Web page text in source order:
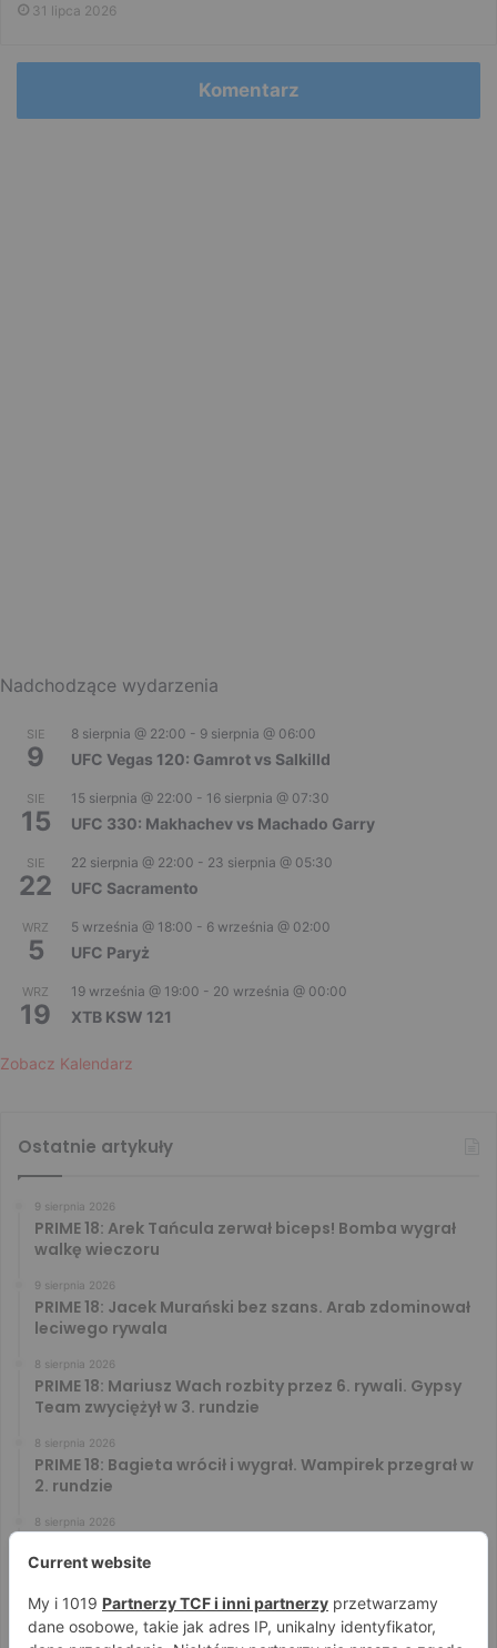
31 lipca 2026
Komentarz
Nadchodzące wydarzenia
SIE
9
8 sierpnia @ 22:00 - 9 sierpnia @ 06:00
UFC Vegas 120: Gamrot vs Salkilld
SIE
15
15 sierpnia @ 22:00 - 16 sierpnia @ 07:30
UFC 330: Makhachev vs Machado Garry
SIE
22
22 sierpnia @ 22:00 - 23 sierpnia @ 05:30
UFC Sacramento
WRZ
5
5 września @ 18:00 - 6 września @ 02:00
UFC Paryż
WRZ
19
19 września @ 19:00 - 20 września @ 00:00
XTB KSW 121
Zobacz Kalendarz
Ostatnie artykuły
9 sierpnia 2026
PRIME 18: Arek Tańcula zerwał biceps! Bomba wygrał
walkę wieczoru
9 sierpnia 2026
PRIME 18: Jacek Murański bez szans. Arab zdominował
leciwego rywala
8 sierpnia 2026
PRIME 18: Mariusz Wach rozbity przez 6. rywali. Gypsy
Team zwyciężył w 3. rundzie
8 sierpnia 2026
PRIME 18: Bagieta wrócił i wygrał. Wampirek przegrał w
2. rundzie
8 sierpnia 2026
Wsparcie Murana nie wystarczyło
8 sierpnia 2026
PRIME 18 za darmo – zobacz darmowe walki na żywo!